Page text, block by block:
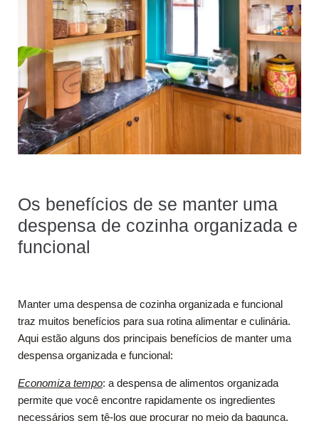
Os benefícios de se manter uma
despensa de cozinha organizada e
funcional
Manter uma despensa de cozinha organizada e funcional
traz muitos benefícios para sua rotina alimentar e culinária.
Aqui estão alguns dos principais benefícios de manter uma
despensa organizada e funcional:
Economiza tempo: a despensa de alimentos organizada
permite que você encontre rapidamente os ingredientes
necessários sem tê-los que procurar no meio da bagunça.